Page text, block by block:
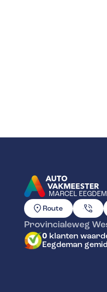
MARCEL
GA NAAR DE
Route
Provincialeweg
0 klanten
Eegdeman